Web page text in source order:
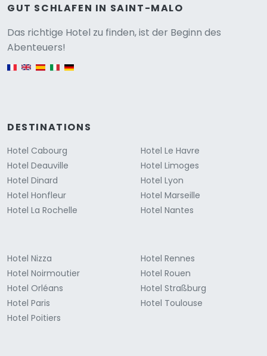
GUT SCHLAFEN IN SAINT-MALO
Das richtige Hotel zu finden, ist der Beginn des
Abenteuers!
DESTINATIONS
Hotel Cabourg
Hotel Deauville
Hotel Dinard
Hotel Honfleur
Hotel La Rochelle
Hotel Le Havre
Hotel Limoges
Hotel Lyon
Hotel Marseille
Hotel Nantes
Hotel Nizza
Hotel Noirmoutier
Hotel Orléans
Hotel Paris
Hotel Poitiers
Hotel Rennes
Hotel Rouen
Hotel Straßburg
Hotel Toulouse